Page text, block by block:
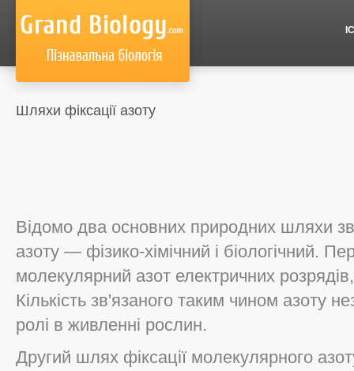
Шляхи фіксації азоту
Відомо два основних природних шляхи
азоту — фізико-хімічний і біологічний.
молекулярний азот електричних
Кількість зв'язаного таким чином азоту
ролі в живленні рослин.
Другий шлях фіксації молекулярного